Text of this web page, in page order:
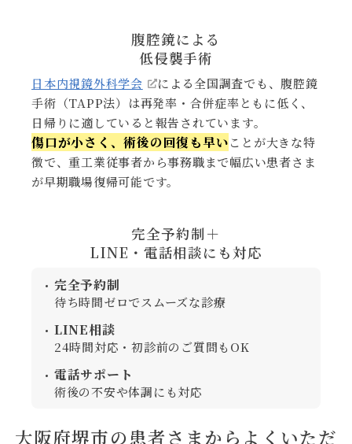
腹腔鏡による
低侵襲手術
日本内視鏡外科学会
による全国調査でも、腹腔鏡
手術（TAPP法）は再発率・合併症率ともに低く、
日帰りに適していると報告されています。
傷口が小さく、術後の回復も早いことが大きな特
徴で、重工業従事者から事務職まで幅広い患者さま
が早期職場復帰可能です。
完全予約制＋
LINE・電話相談にも対応
完全予約制
待ち時間ゼロでスムーズな診療
LINE相談
24時間対応・初診前のご質問もOK
電話サポート
術後の不安や体調にも対応
大阪府堺市の患者さまからよくいただ